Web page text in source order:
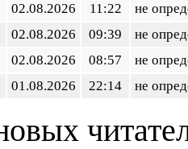
02.08.2026 11:22
не
02.08.2026 09:39
не
02.08.2026 08:57
не
01.08.2026 22:14 не